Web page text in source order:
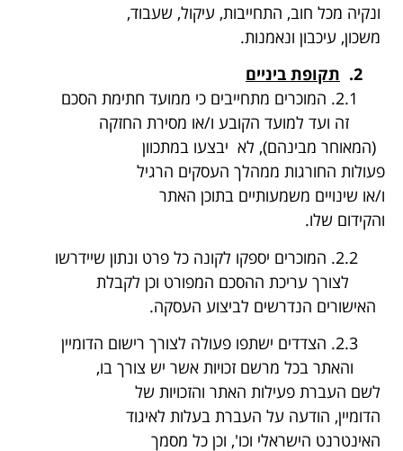
ונקיה מכל חוב, התחייבות, עיקול, שעבוד,
משכון, עיכבון ונאמנות.
תקופת ביניים
2.1. המוכרים מתחייבים כי ממועד חתימת הסכם
זה ועד למועד הקובע ו/או מסירת החזקה
(המאוחר מבינהם), לא יבצעו במתכוון
פעולות החורגות ממהלך העסקים הרגיל
ו/או שינויים משמעותיים בתוכן האתר
והקידום שלו.
2.2. המוכרים יספקו לקונה כל פרט ונתון שיידרשו
לצורך עריכת ההסכם המפורט וכן לקבלת
האישורים הנדרשים לביצוע העסקה.
2.3. הצדדים ישתפו פעולה לצורך רישום הדומיין
והאתר בכל מרשם זכויות אשר יש צורך בו,
לשם העברת פעילות האתר והזכויות של
הדומיין, הודעה על העברת בעלות לאיגוד
האינטרנט הישראלי וכו', וכן כל מסמך